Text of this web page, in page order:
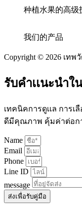
种植水果的高级
我们的产品
Copyright © 2026 เทพ
รับคำเเนะนำ
เทคนิคการดูเเล การเ
ดีมีคุณภาพ คุ้มค่าต่อก
Name
Email
Phone
Line ID
message
ส่งเพื่อรับคู่มือ